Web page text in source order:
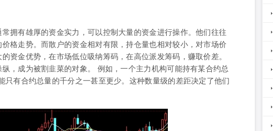
拥有雄厚的资金实力，可以控制大量的资金进行操作。他们往往
格走势。而散户的资金相对有限，持仓量也相对较小，对市场价
资金优势，在市场低位吸纳筹码，在高位派发筹码，赚取价差。
，成为被割韭菜的对象。 例如，一个主力机构可能持有某合约总
只有合约总量的千分之一甚至更少。这种数量级的差距决定了他们